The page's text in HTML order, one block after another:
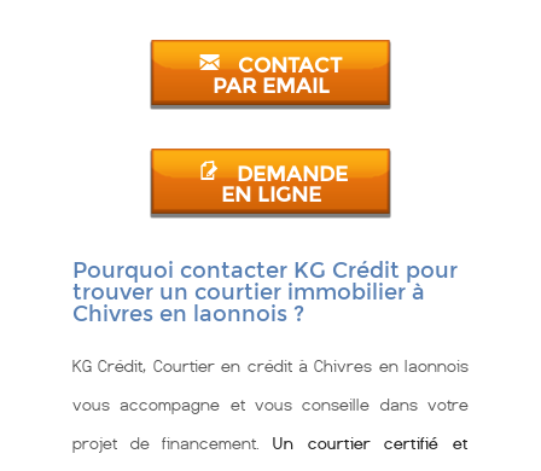
CONTACT
PAR EMAIL
DEMANDE
EN LIGNE
Pourquoi contacter KG Crédit pour
trouver un courtier immobilier à
Chivres en laonnois ?
KG Crédit, Courtier en crédit à Chivres en laonnois
vous accompagne et vous conseille dans votre
projet de financement. Un courtier certifié et